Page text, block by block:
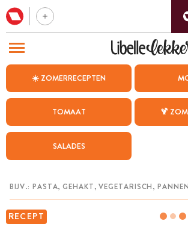
☀️ ZOMERRECEPTEN
TOMAAT 🍹
SALADES
RECEPT
BEZOEK ONZE ANDERE WEBSITES
WEEKMENU
CHAT MET MAIA
MIJN BEWAARDE RECEPTEN